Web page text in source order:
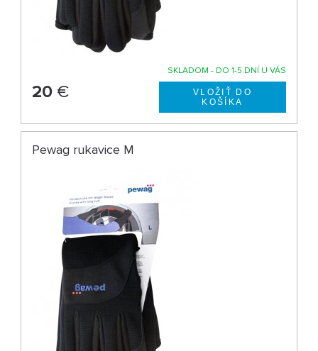
SKLADOM - DO 1-5 DNÍ U VÁS
20 €
Pewag rukavice M